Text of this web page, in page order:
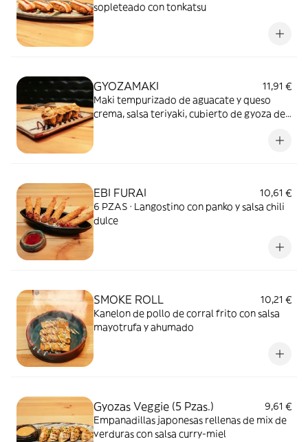
sopleteado con tonkatsu
GYOZAMAKI
11,91 €
Maki tempurizado de aguacate y queso
crema, salsa teriyaki, cubierto de gyoza de
EBI FURAI
10,61 €
6 PZAS · Langostino con panko y salsa chili
dulce
SMOKE ROLL
10,21 €
Kanelon de pollo de corral frito con salsa
mayotrufa y ahumado
Gyozas Veggie (5 Pzas.)
9,61 €
Empanadillas japonesas rellenas de mix de
verduras con salsa curry-miel